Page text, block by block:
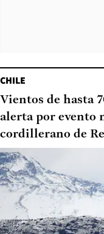
CHILE
Vientos de hasta
alerta por evento
cordillerano de